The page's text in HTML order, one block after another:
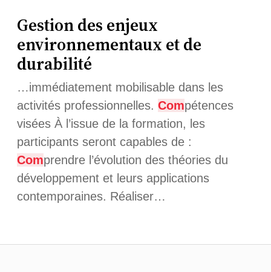
Gestion des enjeux
environnementaux et de
durabilité
…immédiatement mobilisable dans les
activités professionnelles. Compétences
visées À l’issue de la formation, les
participants seront capables de :
Comprendre l’évolution des théories du
développement et leurs applications
contemporaines. Réaliser…